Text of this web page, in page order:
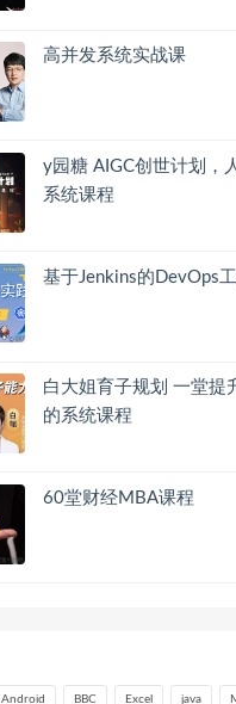
高并发系统实战课
y园糖 AIGC创世计划，
系统课程
基于Jenkins的DevOps
白大姐育子规划 一堂提
的系统课程
60堂财经MBA课程
Android BBC Excel java